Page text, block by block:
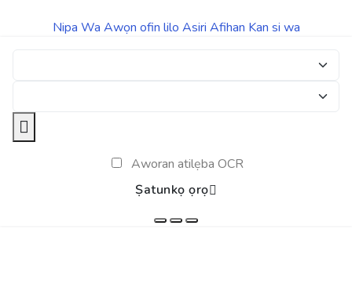
Nipa Wa Awọn ofin lilo Asiri Afihan Kan si wa
Aworan atilẹba OCR
Ṣatunkọ ọrọ